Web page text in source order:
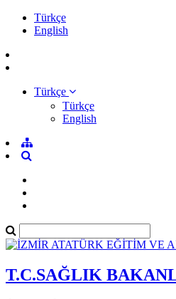
Türkçe
English
Türkçe
Türkçe
English
T.C.SAĞLIK